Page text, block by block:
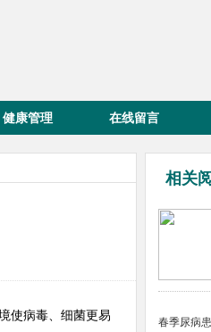
健康管理 在线留言
使病毒、细菌更易
相关
春季尿病